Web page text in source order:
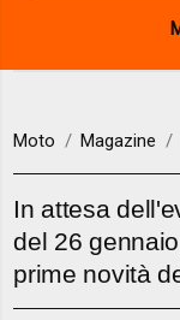
Moto Magazine
In attesa
del 26
prime novità